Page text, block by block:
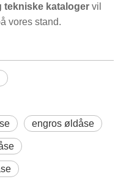
tekniske kataloger vil
vores stand.
engros øldåse